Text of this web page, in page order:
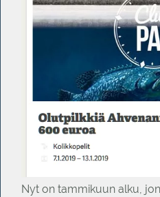
Nyt on tammikuun alku,